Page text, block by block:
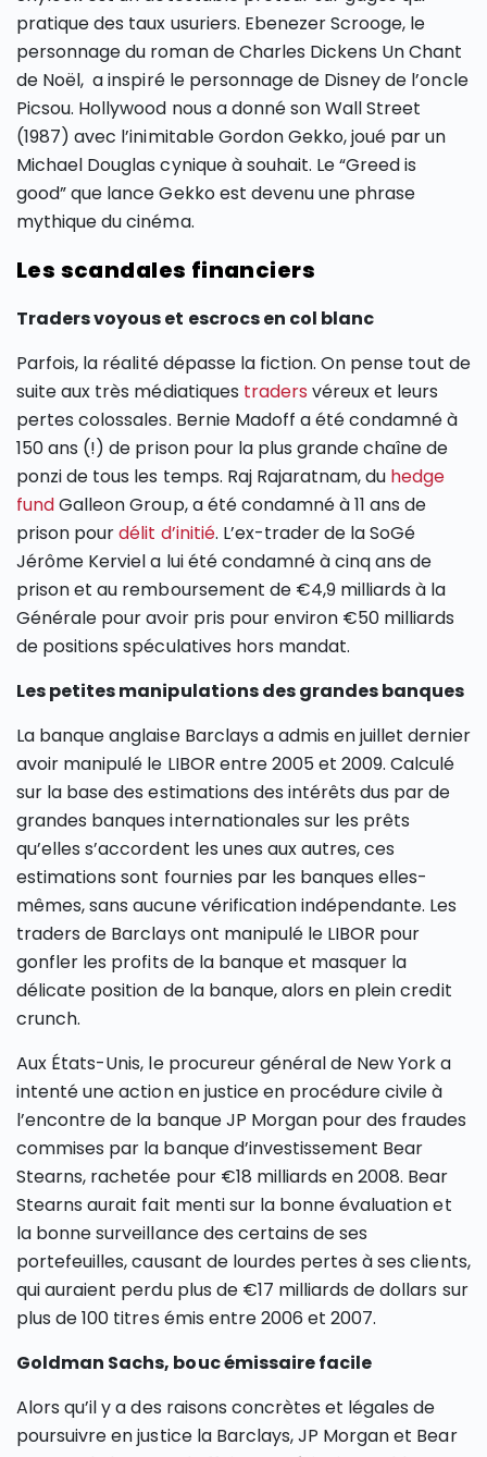
pratique des taux usuriers. Ebenezer Scrooge, le
personnage du roman de Charles Dickens Un Chant
de Noël, a inspiré le personnage de Disney de l’oncle
Picsou. Hollywood nous a donné son Wall Street
(1987) avec l’inimitable Gordon Gekko, joué par un
Michael Douglas cynique à souhait. Le “Greed is
good” que lance Gekko est devenu une phrase
mythique du cinéma.
Les scandales financiers
Traders voyous et escrocs en col blanc
Parfois, la réalité dépasse la fiction. On pense tout de
suite aux très médiatiques traders véreux et leurs
pertes colossales. Bernie Madoff a été condamné à
150 ans (!) de prison pour la plus grande chaîne de
ponzi de tous les temps. Raj Rajaratnam, du hedge
fundGalleon Group, a été condamné à 11 ans de
prison pourdélit d’initié. L’ex-trader de la SoGé
Jérôme Kerviel a lui été condamné à cinq ans de
prison et au remboursement de €4,9 milliards à la
Générale pour avoir pris pour environ €50 milliards
de positions spéculatives hors mandat.
Les petites manipulations des grandes banques
La banque anglaise Barclays a admis en juillet dernier
avoir manipulé le LIBOR entre 2005 et 2009. Calculé
sur la base des estimations des intérêts dus par de
grandes banques internationales sur les prêts
qu’elles s’accordent les unes aux autres, ces
estimations sont fournies par les banques elles-
mêmes, sans aucune vérification indépendante. Les
traders de Barclays ont manipulé le LIBOR pour
gonfler les profits de la banque et masquer la
délicate position de la banque, alors en plein credit
crunch.
Aux États-Unis, le procureur général de New York a
intenté une action en justice en procédure civile à
l’encontre de la banque JP Morgan pour des fraudes
commises par la banque d’investissement Bear
Stearns, rachetée pour €18 milliards en 2008. Bear
Stearns aurait fait menti sur la bonne évaluation et
la bonne surveillance des certains de ses
portefeuilles, causant de lourdes pertes à ses clients,
qui auraient perdu plus de €17 milliards de dollars sur
plus de 100 titres émis entre 2006 et 2007.
Goldman Sachs, bouc émissaire facile
Alors qu’il y a des raisons concrètes et légales de
poursuivre en justice la Barclays, JP Morgan et Bear